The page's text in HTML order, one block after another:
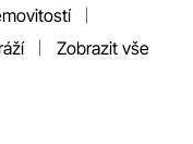
Zobrazit vše